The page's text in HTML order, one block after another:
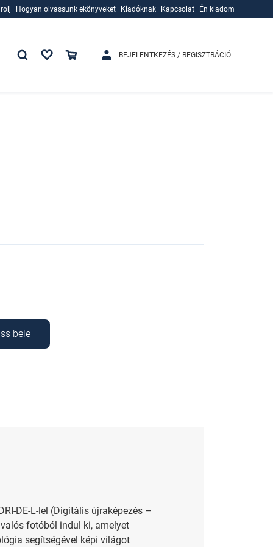
Hogyan olvassunk ekönyveket
Kiadóknak
Kapcsolat Én kiadom
BEJELENTKEZÉS / REGISZTRÁCIÓ
bele
DE-L-lel (Digitális újraképezés –
fotóból indul ki, amelyet
segítségével képi világot